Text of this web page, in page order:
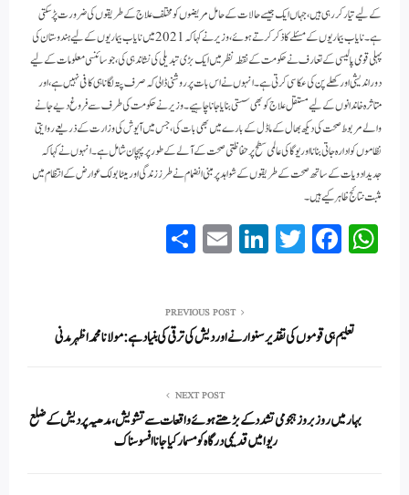
کے لیے تیار کر رہی ہیں، جہاں ایک جیسے حالات کے حامل مریضوں کو مختلف علاج کے طریقوں کی ضرورت پڑ سکتی
ہے۔نایاب بیماریوں کے مسئلے کا ذکر کرتے ہوئے، وزیر نے کہا کہ 2021 میں نایاب بیماریوں کے لیے ہندوستان کی
پہلی قومی پالیسی کے تعارف نے حکومت کے نقطہ نظر میں ایک بڑی تبدیلی کی نشاندہی کی، جو سائنسی معلومات کے لیے
دور اندیشی اور کھلے پن کی عکاسی کرتی ہے۔ انہوں نے اس بات پر روشنی ڈالی کہ صرف پتہ لگانا ہی کافی نہیں ہے، اور
متاثرہ خاندانوں کے لیے مستقل علاج کو بھی سستی بنایا جانا چاہیے۔وزیر نے حکومت کی طرف سے فروغ دیے جانے
والے مربوط صحت کی دیکھ بھال کے ماڈل کے بارے میں بھی بات کی، جس میں آیوش کی وزارت کے ذریعے روایتی
نظاموں کو ادارہ جاتی بنانا اور یوگا کی عالمی سطح پر حفاظتی صحت کے آلے کے طور پر پہچان شامل ہے۔ انہوں نے کہا کہ
جدید ادویات کے ساتھ صحت کے طریقوں کے شواہد پر مبنی انضمام نے طرز زندگی اور میٹابولک عوارض کے انتظام میں
مثبت نتائج ظاہر کیے ہیں۔
W
ha
A
pp
Fa
ce
ok
T
wi
r
Li
nk
In
E
m
PREVIOUS POST
تعلیم ہی قوموں کی تقدیر سنوارنے اور دیش کی ترقی کی بنیاد ہے: مولانا محمد اظہر مدنی
NEXT POST
بہار میں روز بروز ہجومی تشدد کے بڑھتے ہوئے واقعات سے تشویش، مدھیہ پردیش کے ضلع
ریوا میں قدیمی درگاہ کو مسمار کیا جانا افسوسناک